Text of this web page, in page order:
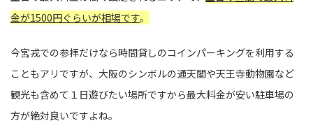
金が1500円ぐらいが相場です。
今宮戎での参拝だけなら時間貸しのコインパーキングを利用する
こともアリですが、大阪のシンボルの通天閣や天王寺動物園など
観光も含めて１日遊びたい場所ですから最大料金が安い駐車場の
方が絶対良いですよね。